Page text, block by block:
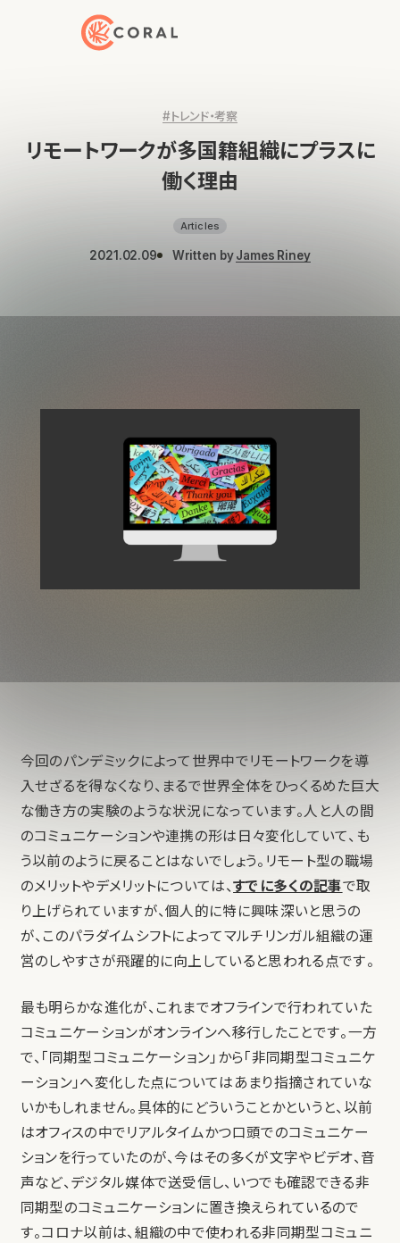
トップページへ戻る
#トレンド・考察
リモートワークが多国籍組織にプラスに
働く理由
Articles
2021.02.09 Written byJames Riney
今回のパンデミックによって世界中でリモートワークを導
入せざるを得なくなり、まるで世界全体をひっくるめた巨大
な働き方の実験のような状況になっています。人と人の間
のコミュニケーションや連携の形は日々変化していて、も
う以前のように戻ることはないでしょう。リモート型の職場
のメリットやデメリットについては、すでに多くの記事で取
り上げられていますが、個人的に特に興味深いと思うの
が、このパラダイムシフトによってマルチリンガル組織の運
営のしやすさが飛躍的に向上していると思われる点です。
最も明らかな進化が、これまでオフラインで行われていた
コミュニケーションがオンラインへ移行したことです。一方
で、「同期型コミュニケーション」から「非同期型コミュニケ
ーション」へ変化した点についてはあまり指摘されていな
いかもしれません。具体的にどういうことかというと、以前
はオフィスの中でリアルタイムかつ口頭でのコミュニケー
ションを行っていたのが、今はその多くが文字やビデオ、音
声など、デジタル媒体で送受信し、いつでも確認できる非
同期型のコミュニケーションに置き換えられているので
す。コロナ以前は、組織の中で使われる非同期型コミュニ